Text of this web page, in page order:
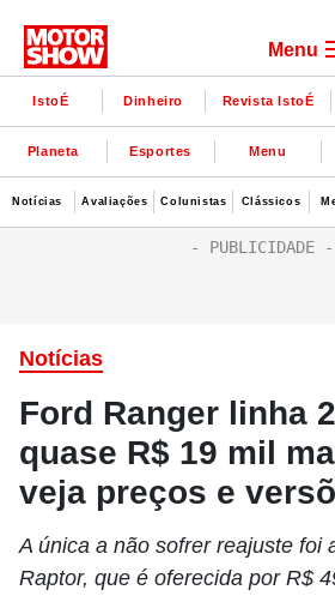
Menu
IstoÉ Dinheiro Revista IstoÉ
Planeta Esportes Menu
Notícias Avaliações Colunistas Clássicos
Notícias
Ford Ranger linha
quase R$ 19 mil
veja preços e
A única a não sofrer reajuste foi
Raptor, que é oferecida por R$